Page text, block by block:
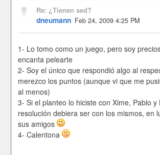
Re: ¿Tienen sed?
dneumann Feb 24, 2009 4:25 PM
1- Lo tomo como un juego, pero soy
encanta pelearte
2- Soy el único que respondió algo al
merezco los puntos (aunque vi que me
al menos)
3- Si el planteo lo hiciste con Xime, Pablo y
resolución debiera ser con los mismos, en
sus amigos
4- Calentona